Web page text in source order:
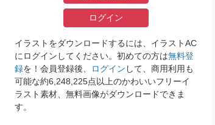
ログイン
イラストをダウンロードするには、イラストAC
にログインしてください。初めての方は無料登
録を！会員登録後、 ログイン して、商用利用も
可能な約6,248,225点以上のかわいいフリーイ
ラスト素材、無料画像がダウンロードできま
す。